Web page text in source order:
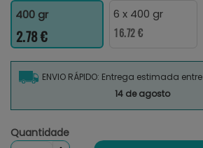
400 gr
2.78 €
6 x 400 gr
16.72 €
ENVIO RÁPIDO: Entrega estimada entre
14 de agosto
Quantidade